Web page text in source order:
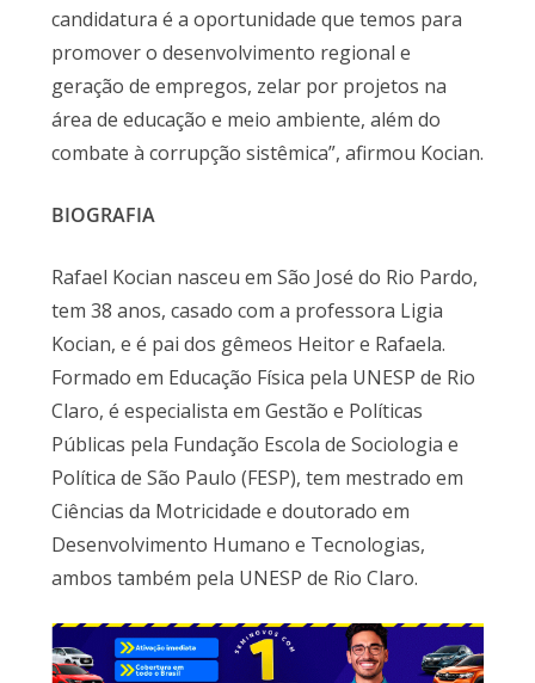
candidatura é a oportunidade que temos para
promover o desenvolvimento regional e
geração de empregos, zelar por projetos na
área de educação e meio ambiente, além do
combate à corrupção sistêmica”, afirmou Kocian.
BIOGRAFIA
Rafael Kocian nasceu em São José do Rio Pardo,
tem 38 anos, casado com a professora Ligia
Kocian, e é pai dos gêmeos Heitor e Rafaela.
Formado em Educação Física pela UNESP de Rio
Claro, é especialista em Gestão e Políticas
Públicas pela Fundação Escola de Sociologia e
Política de São Paulo (FESP), tem mestrado em
Ciências da Motricidade e doutorado em
Desenvolvimento Humano e Tecnologias,
ambos também pela UNESP de Rio Claro.